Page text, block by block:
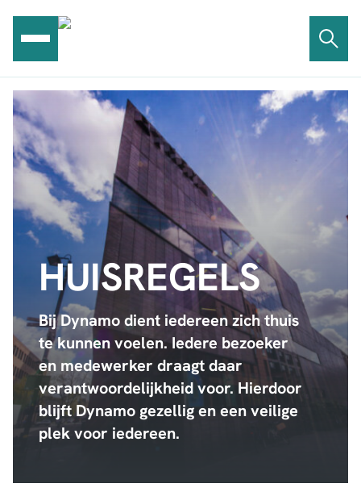
inhoud
HUISREGELS
Bij Dynamo dient iedereen zich thuis
te kunnen voelen. Iedere bezoeker
en medewerker draagt daar
verantwoordelijkheid voor. Hierdoor
blijft Dynamo gezellig en een veilige
plek voor iedereen.